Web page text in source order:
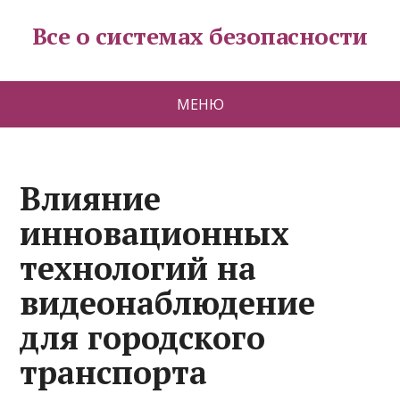
Все о системах безопасности
МЕНЮ
Влияние
инновационных
технологий на
видеонаблюдение
для городского
транспорта